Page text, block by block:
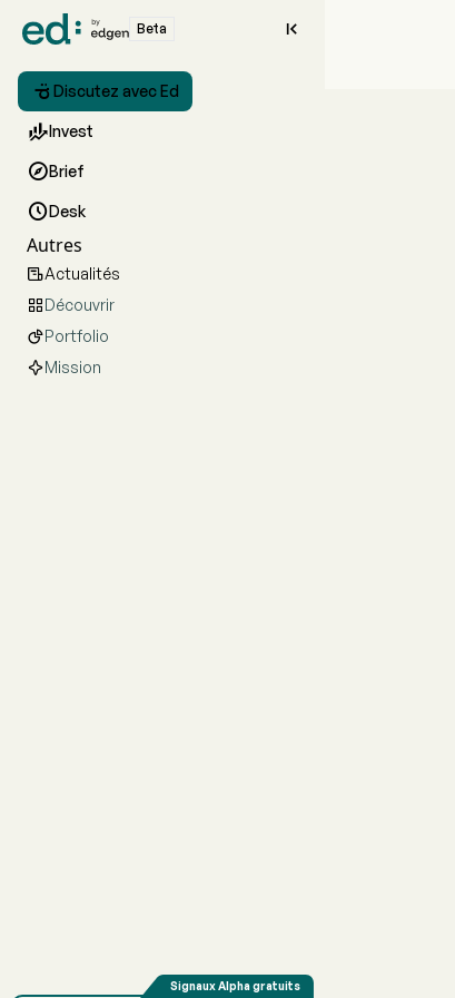
Beta 
 Discutez avec Ed
Invest
Brief
Desk
Autres
Actualités
Découvrir
Portfolio
Mission